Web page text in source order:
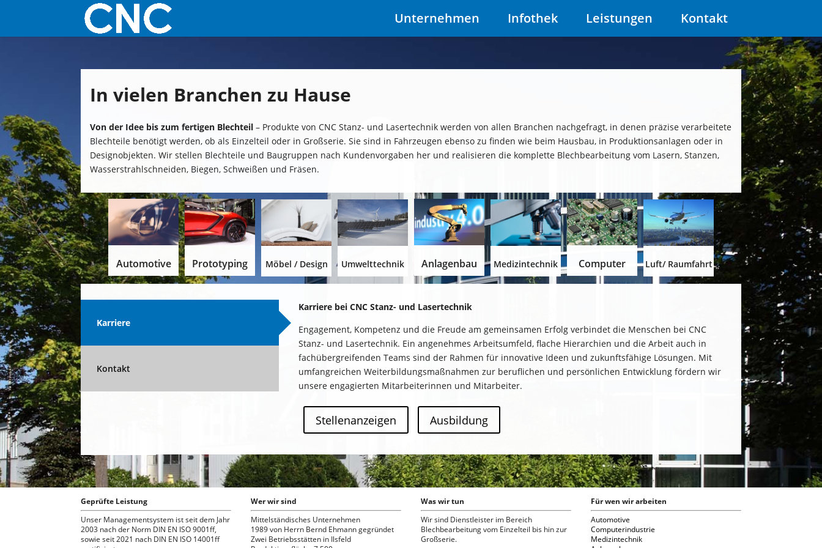
Unternehmen Infothek Leistungen Kontakt
In vielen Branchen zu Hause
Von der Idee bis zum fertigen Blechteil – Produkte von CNC Stanz- und Lasertechnik werden von allen Branchen nachgefragt, in denen präzise verarbeitete
Blechteile benötigt werden, ob als Einzelteil oder in Großserie. Sie sind in Fahrzeugen ebenso zu finden wie beim Hausbau, in Produktionsanlagen oder in
Designobjekten. Wir stellen Blechteile und Baugruppen nach Kundenvorgaben her und realisieren die komplette Blechbearbeitung vom Lasern, Stanzen,
Wasserstrahlschneiden, Biegen, Schweißen und Fräsen.
Automotive Prototyping Möbel / Design Umwelttechnik Anlagenbau Medizintechnik Computer Luft/ Raumfahrt
Karriere
Kontakt
Karriere bei CNC Stanz- und Lasertechnik
Engagement, Kompetenz und die Freude am gemeinsamen Erfolg verbindet die Menschen bei CNC
Stanz- und Lasertechnik. Ein angenehmes Arbeitsumfeld, flache Hierarchien und die Arbeit auch in
fachübergreifenden Teams sind der Rahmen für innovative Ideen und zukunftsfähige Lösungen. Mit
umfangreichen Weiterbildungsmaßnahmen zur beruflichen und persönlichen Entwicklung fördern wir
unsere engagierten Mitarbeiterinnen und Mitarbeiter.
Stellenanzeigen Ausbildung
Geprüfte Leistung
Unser Managementsystem ist seit dem Jahr
2003 nach der Norm DIN EN ISO 9001ff,
sowie seit 2021 nach DIN EN ISO 14001ff
Wer wir sind
Mittelständisches Unternehmen
1989 von Herrn Bernd Ehmann gegründet
Zwei Betriebsstätten in Ilsfeld
Was wir tun
Wir sind Dienstleister im Bereich
Blechbearbeitung vom Einzelteil bis hin zur
Großserie.
Für wen wir arbeiten
Automotive
Computerindustrie
Medizintechnik